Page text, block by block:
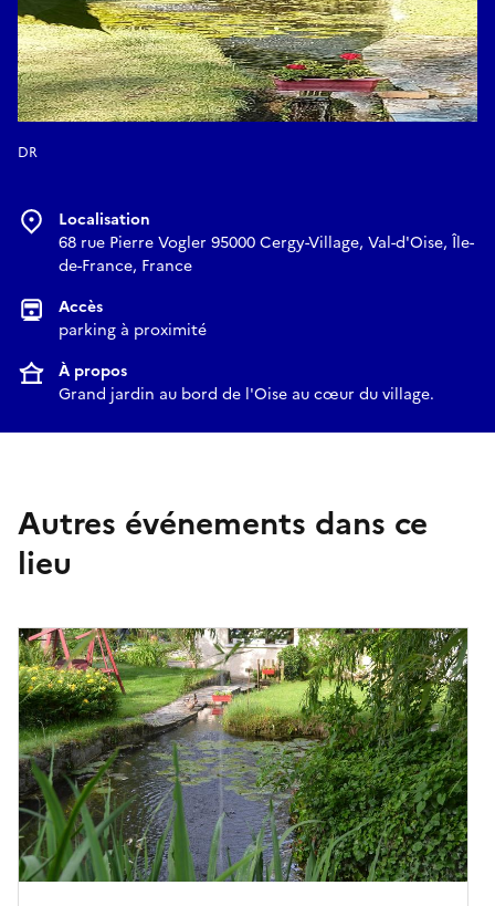
DR
Localisation
68 rue Pierre Vogler 95000 Cergy-Village, Val-d'Oise, Île-
de-France, France
Accès
parking à proximité
À propos
Grand jardin au bord de l'Oise au cœur du village.
Autres événements dans ce
lieu